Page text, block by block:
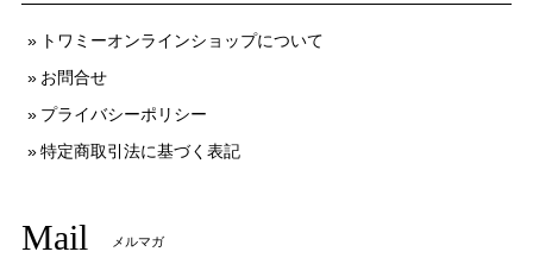
トワミーオンラインショップについて
お問合せ
プライバシーポリシー
特定商取引法に基づく表記
Mail メルマガ